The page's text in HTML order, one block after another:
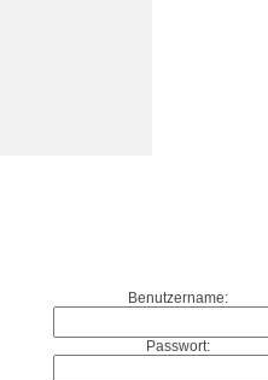
Benutzername:
Passwort: